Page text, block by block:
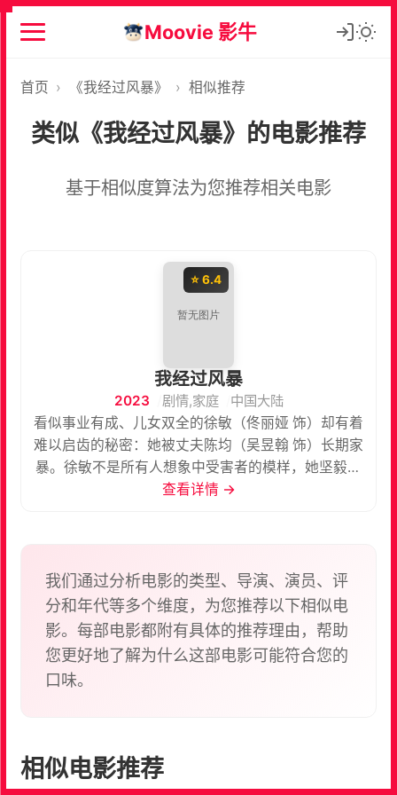
Moovie 影牛
首页 › 《我经过风暴》 › 相似推荐
类似《我经过风暴》的电影推荐
基于相似度算法为您推荐相关电影
⭐ 6.4
我经过风暴
2023 剧情,家庭
中国大陆
看似事业有成、儿女双全的徐敏（佟丽娅 饰）却有着
难以启齿的秘密：她被丈夫陈均（吴昱翰 饰）长期家
暴。徐敏不是所有人想象中受害者的模样，她坚毅勇
敢且有自己的事业，在与律师李小萌（王影璐 饰）艰
不是避风港而是暴雨本身，她究竟能否冲破这场风
暴？
查看详情 →
我们通过分析电影的类型、导演、演员、评
分和年代等多个维度，为您推荐以下相似电
影。每部电影都附有具体的推荐理由，帮助
您更好地了解为什么这部电影可能符合您的
口味。
相似电影推荐